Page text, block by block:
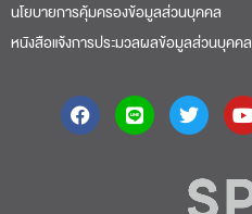
นโยบายการคุ้มครองข้อมูลส่วนบุคคล
หนังสือแจ้งการประมวลผลข้อมูลส่วนบุคคล